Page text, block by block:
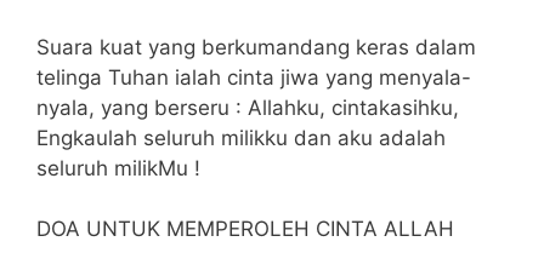
Suara kuat yang berkumandang keras dalam
telinga Tuhan ialah cinta jiwa yang menyala-
nyala, yang berseru : Allahku, cintakasihku,
Engkaulah seluruh milikku dan aku adalah
seluruh milikMu !
DOA UNTUK MEMPEROLEH CINTA ALLAH